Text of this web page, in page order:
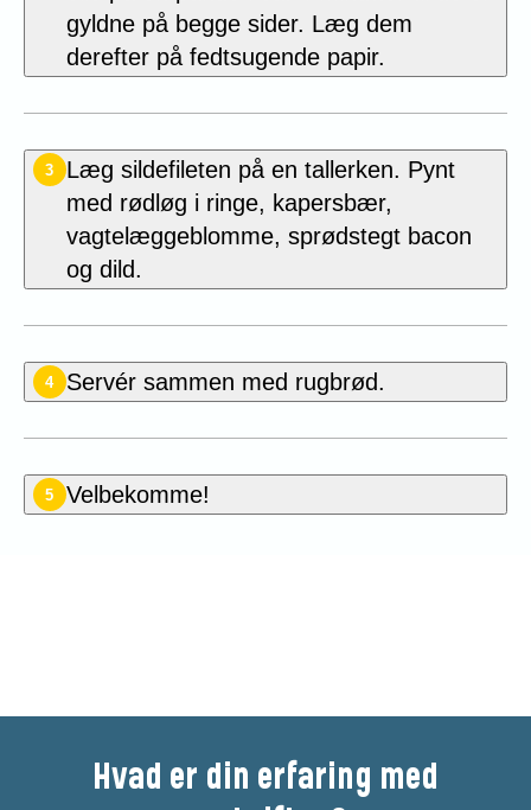
gyldne på begge sider. Læg dem
derefter på fedtsugende papir.
3
Læg sildefileten på en tallerken. Pynt
med rødløg i ringe, kapersbær,
vagtelæggeblomme, sprødstegt bacon
og dild.
4 Servér sammen med rugbrød.
5 Velbekomme!
Hvad er din erfaring med